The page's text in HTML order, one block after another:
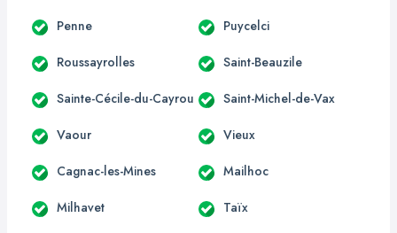
Penne Puycelci
Roussayrolles Saint-Beauzile
Sainte-Cécile-du-Cayrou Saint-Michel-de-Vax
Vaour Vieux
Cagnac-les-Mines Mailhoc
Milhavet Taïx